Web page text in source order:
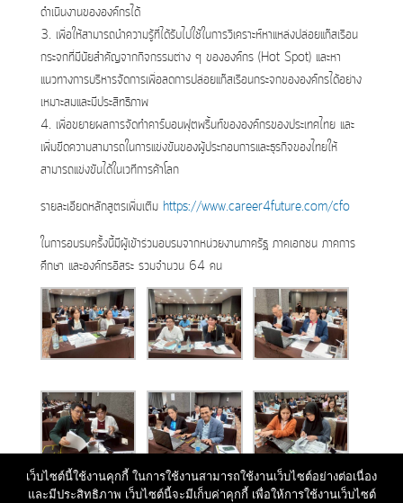
ดำเนินงานขององค์กรได้
3. เพื่อให้สามารถนำความรู้ที่ได้รับไปใช้ในการวิเคราะห์หาแหล่งปล่อยแก๊สเรือน
กระจกที่มีนัยสำคัญจากกิจกรรมต่าง ๆ ขององค์กร (Hot Spot) และหา
แนวทางการบริหารจัดการเพื่อลดการปล่อยแก๊สเรือนกระจกขององค์กรได้อย่าง
เหมาะสมและมีประสิทธิภาพ
4. เพื่อขยายผลการจัดทำคาร์บอนฟุตพริ้นท์ขององค์กรของประเทศไทย และ
เพิ่มขีดความสามารถในการแข่งขันของผู้ประกอบการและธุรกิจของไทยให้
สามารถแข่งขันได้ในเวทีการค้าโลก
รายละเอียดหลักสูตรเพิ่มเติม https://www.career4future.com/cfo
ในการอบรมครั้งนี้มีผู้เข้าร่วมอบรมจากหน่วยงานภาครัฐ ภาคเอกชน ภาคการ
ศึกษา และองค์กรอิสระ รวมจำนวน 64 คน
เว็บไซต์นี้ใช้งานคุกกี้ ในการใช้งานสามารถใช้งานเว็บไซต์อย่างต่อเนื่อง
และมีประสิทธิภาพ เว็บไซต์นี้จะมีเก็บค่าคุกกี้ เพื่อให้การใช้งานเว็บไซต์